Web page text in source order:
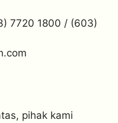
7720 1800 / (603)
pihak kami